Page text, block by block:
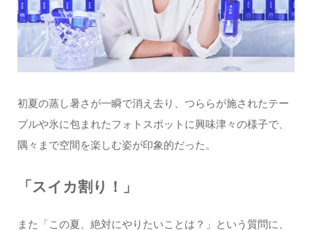
初夏の蒸し暑さが一瞬で消え去り、つららが施されたテー
ブルや氷に包まれたフォトスポットに興味津々の様子で、
隅々まで空間を楽しむ姿が印象的だった。
「スイカ割り！」
また「この夏、絶対にやりたいことは？」という質問に、